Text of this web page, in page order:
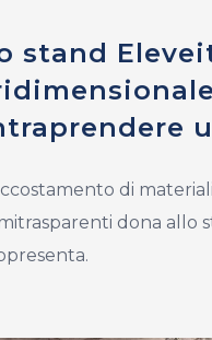
stand
di
dona allo